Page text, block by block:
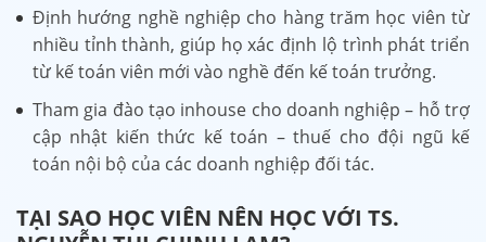
Định hướng nghề nghiệp cho hàng trăm học viên từ
nhiều tỉnh thành, giúp họ xác định lộ trình phát triển
từ kế toán viên mới vào nghề đến kế toán trưởng.
Tham gia đào tạo inhouse cho doanh nghiệp – hỗ trợ
cập nhật kiến thức kế toán – thuế cho đội ngũ kế
toán nội bộ của các doanh nghiệp đối tác.
TẠI SAO HỌC VIÊN NÊN HỌC VỚI TS.